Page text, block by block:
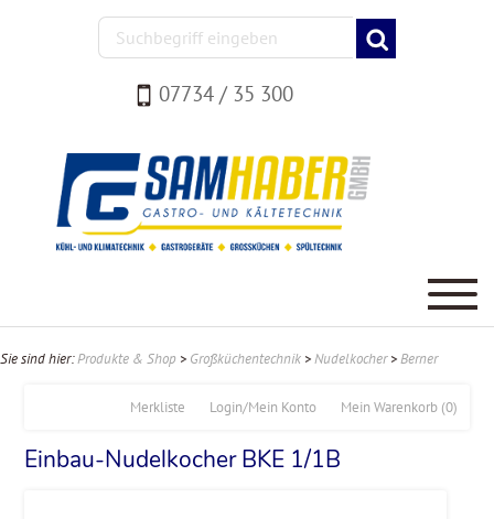
07734 / 35 300
Sie sind hier:Produkte & Shop > Großküchentechnik >Nudelkocher>Berner
Mein Warenkorb (0)
Login/Mein Konto
Merkliste
Einbau-Nudelkocher BKE 1/1B